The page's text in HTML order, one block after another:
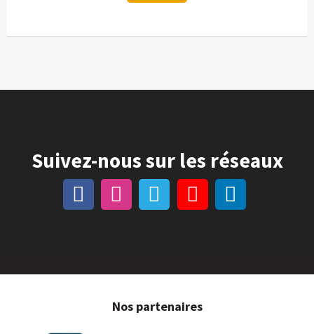
Suivez-nous sur les réseaux
Nos partenaires